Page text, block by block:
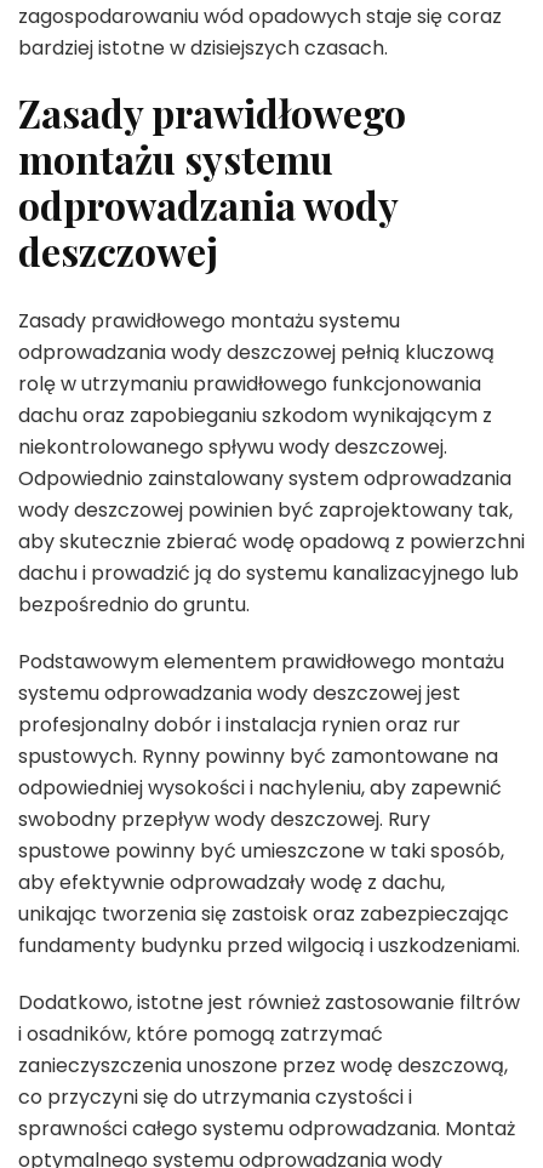
zagospodarowaniu wód opadowych staje się coraz
bardziej istotne w dzisiejszych czasach.
Zasady prawidłowego
montażu systemu
odprowadzania wody
deszczowej
Zasady prawidłowego montażu systemu
odprowadzania wody deszczowej pełnią kluczową
rolę w utrzymaniu prawidłowego funkcjonowania
dachu oraz zapobieganiu szkodom wynikającym z
niekontrolowanego spływu wody deszczowej.
Odpowiednio zainstalowany system odprowadzania
wody deszczowej powinien być zaprojektowany tak,
aby skutecznie zbierać wodę opadową z powierzchni
dachu i prowadzić ją do systemu kanalizacyjnego lub
bezpośrednio do gruntu.
Podstawowym elementem prawidłowego montażu
systemu odprowadzania wody deszczowej jest
profesjonalny dobór i instalacja rynien oraz rur
spustowych. Rynny powinny być zamontowane na
odpowiedniej wysokości i nachyleniu, aby zapewnić
swobodny przepływ wody deszczowej. Rury
spustowe powinny być umieszczone w taki sposób,
aby efektywnie odprowadzały wodę z dachu,
unikając tworzenia się zastoisk oraz zabezpieczając
fundamenty budynku przed wilgocią i uszkodzeniami.
Dodatkowo, istotne jest również zastosowanie filtrów
i osadników, które pomogą zatrzymać
zanieczyszczenia unoszone przez wodę deszczową,
co przyczyni się do utrzymania czystości i
sprawności całego systemu odprowadzania. Montaż
optymalnego systemu odprowadzania wody